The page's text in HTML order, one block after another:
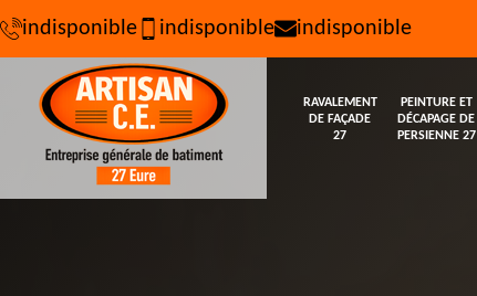
indisponible indisponible indisponible
RAVALEMENT
DE FAÇADE
27
PEINTURE ET
DÉCAPAGE DE
PERSIENNE 27